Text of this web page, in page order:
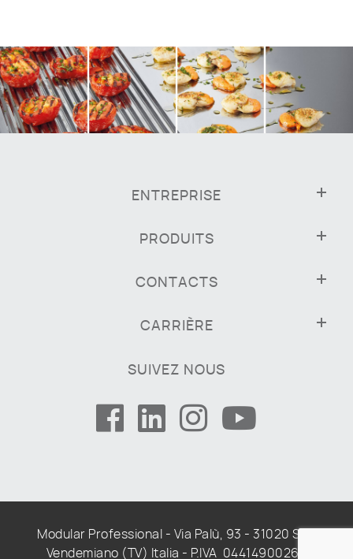
ENTREPRISE
PRODUITS
CONTACTS
CARRIÈRE
SUIVEZ NOUS
Modular Professional - Via Palù, 93 - 31020 San
Vendemiano (TV) Italia - P.IVA 04414900268